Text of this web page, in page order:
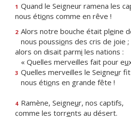
1 Quand le Seigneur ramena les
nous étions comme en rêve !
2 Alors notre bouche était pleine
nous poussions des cris de joie ;
alors on disait parmi les nations :
« Quelles merveilles fait pour eu
3 Quelles merveilles le Seigneur fit
nous étions en grande fête !
4 Ramène, Seigneur, nos captifs,
comme les torrents au désert.